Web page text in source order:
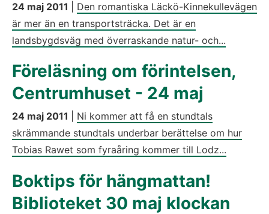
24 maj 2011
Den romantiska Läckö-Kinnekullevägen
är mer än en transportsträcka. Det är en
landsbygdsväg med överraskande natur- och...
Föreläsning om förintelsen,
Centrumhuset - 24 maj
24 maj 2011
Ni kommer att få en stundtals
skrämmande stundtals underbar berättelse om hur
Tobias Rawet som fyraåring kommer till Lodz...
Boktips för hängmattan!
Biblioteket 30 maj klockan